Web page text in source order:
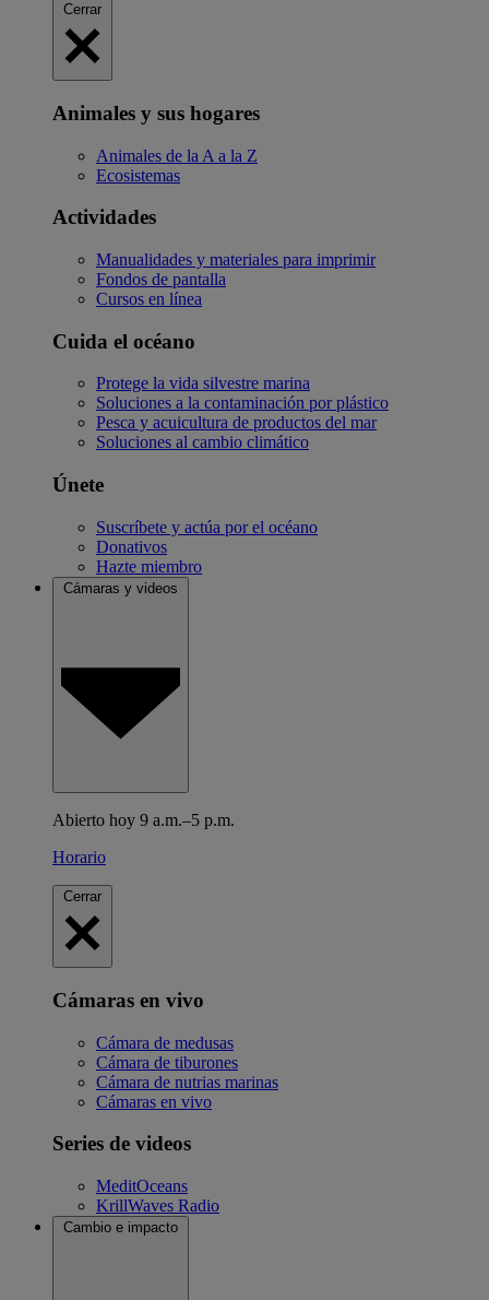
Cerrar
Animales y sus hogares
Animales de la A a la Z
Ecosistemas
Actividades
Manualidades y materiales para imprimir
Fondos de pantalla
Cursos en línea
Cuida el océano
Protege la vida silvestre marina
Soluciones a la contaminación por plástico
Pesca y acuicultura de productos del mar
Soluciones al cambio climático
Únete
Suscríbete y actúa por el océano
Donativos
Hazte miembro
Cámaras y videos
Abierto hoy 9 a.m.–5 p.m.
Horario
Cerrar
Cámaras en vivo
Cámara de medusas
Cámara de tiburones
Cámara de nutrias marinas
Cámaras en vivo
Series de videos
MeditOceans
KrillWaves Radio
Cambio e impacto